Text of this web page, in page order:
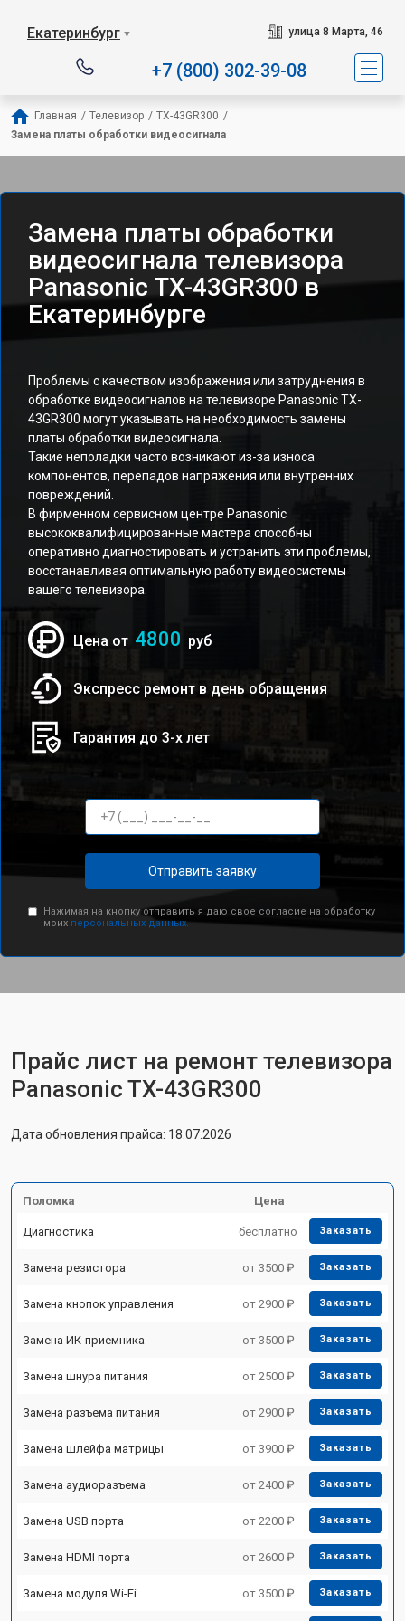
Екатеринбург ▼ улица 8 Марта, 46
+7 (800) 302-39-08
Главная / Телевизор / TX-43GR300 /
Замена платы обработки видеосигнала
Замена платы обработки
видеосигнала телевизора
Panasonic TX-43GR300 в
Екатеринбурге
Проблемы с качеством изображения или затруднения в
обработке видеосигналов на телевизоре Panasonic TX-
43GR300 могут указывать на необходимость замены
платы обработки видеосигнала.
Такие неполадки часто возникают из-за износа
компонентов, перепадов напряжения или внутренних
повреждений.
В фирменном сервисном центре Panasonic
высококвалифицированные мастера способны
оперативно диагностировать и устранить эти проблемы,
восстанавливая оптимальную работу видеосистемы
вашего телевизора.
Цена от 4800 руб
Экспресс ремонт в день обращения
Гарантия до 3-х лет
Отправить заявку
Нажимая на кнопку отправить я даю свое согласие на обработку
моих персональных данных.
Прайс лист на ремонт телевизора
Panasonic TX-43GR300
Дата обновления прайса: 18.07.2026
Поломка Цена
Диагностика бесплатно Заказать
Замена резистора от 3500 ₽ Заказать
Замена кнопок управления от 2900 ₽ Заказать
Замена ИК-приемника от 3500 ₽ Заказать
Замена шнура питания от 2500 ₽ Заказать
Замена разъема питания от 2900 ₽ Заказать
Замена шлейфа матрицы от 3900 ₽ Заказать
Замена аудиоразъема от 2400 ₽ Заказать
Замена USB порта от 2200 ₽ Заказать
Замена HDMI порта от 2600 ₽ Заказать
Замена модуля Wi-Fi от 3500 ₽ Заказать